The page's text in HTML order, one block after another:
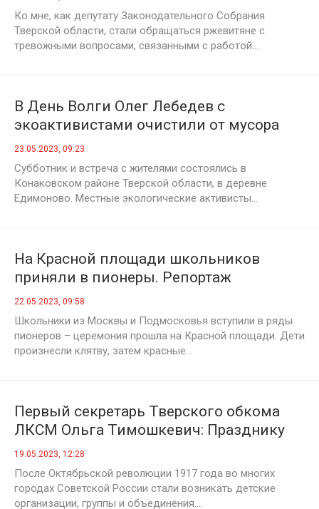
птицефабрики
Ко мне, как депутату Законодательного Собрания
Тверской области, стали обращаться ржевитяне с
тревожными вопросами, связанными с работой...
В День Волги Олег Лебедев с
экоактивистами очистили от мусора
берег великой русской реки в
Конаковском районе Тверской области
23.05.2023, 09:23
Субботник и встреча с жителями состоялись в
Конаковском районе Тверской области, в деревне
Едимоново. Местные экологические активисты...
На Красной площади школьников
приняли в пионеры. Репортаж
телеканала «Россия 1»
22.05.2023, 09:58
Школьники из Москвы и Подмосковья вступили в ряды
пионеров – церемония прошла на Красной площади. Дети
произнесли клятву, затем красные...
Первый секретарь Тверского обкома
ЛКСМ Ольга Тимошкевич: Празднику
пионерии салют!
19.05.2023, 12:28
После Октябрьской революции 1917 года во многих
городах Советской России стали возникать детские
организации, группы и объединения....